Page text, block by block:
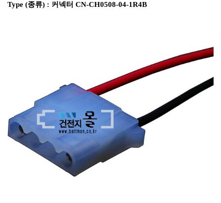
Type (종류) : 커넥터 CN-CH0508-04-1R4B